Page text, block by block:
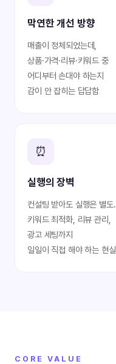
막연한 개선 방향
매출이 정체되었는데,
상품·가격·리뷰·키워드 중
어디부터 손대야 하는지
감이 안 잡히는 답답함
⏰
실행의 장벽
컨설팅 받아도 실행은 별도.
키워드 최적화, 리뷰 관리,
광고 세팅까지
일일이 직접 해야 하는 현실
CORE VALUE